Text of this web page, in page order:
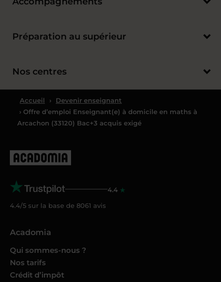
Préparation au supérieur
Nos centres
Accueil ›
Devenir enseignant
› Offre d’emploi Enseignant(e) à domicile en maths à
Arcachon (33120) Bac+3 acquis exigé
4.4
4.4/5 sur la base de 8061 avis
Acadomia
Qui sommes-nous ?
Nos tarifs
Crédit d’impôt